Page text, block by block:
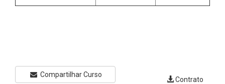
Compartilhar Curso
Contrato